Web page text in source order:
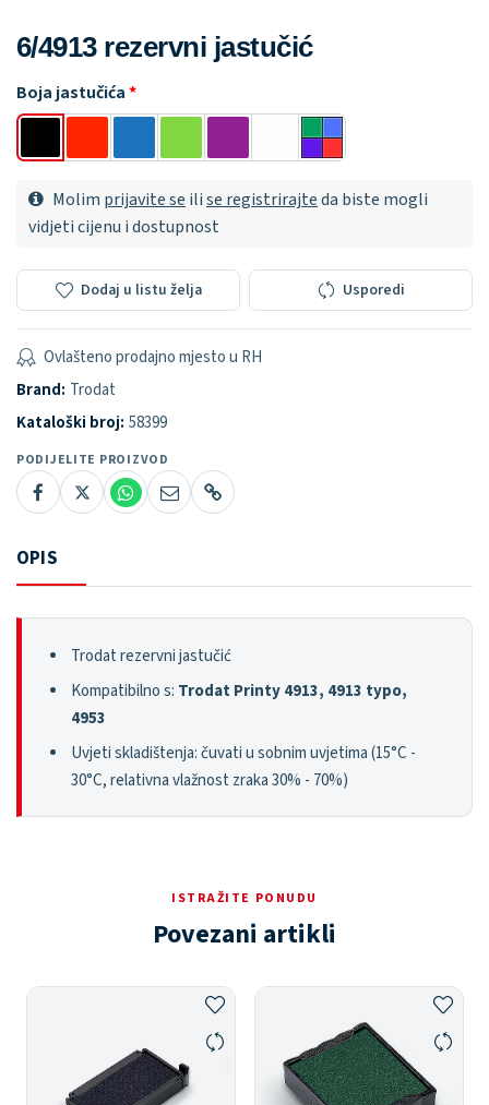
6/4913 rezervni jastučić
Boja jastučića
Molim prijavite se ilise registrirajteda biste mogli
vidjeti cijenu i dostupnost
Dodaj u listu želja Usporedi
Ovlašteno prodajno mjesto u RH
Brand: Trodat
Kataloški broj: 58399
PODIJELITE PROIZVOD
OPIS
Trodat rezervni jastučić
Kompatibilno s: Trodat Printy 4913, 4913 typo,
4953
Uvjeti skladištenja: čuvati u sobnim uvjetima (15°C -
30°C, relativna vlažnost zraka 30% - 70%)
ISTRAŽITE PONUDU
Povezani artikli